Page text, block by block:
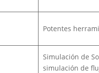
Potentes
Simulación de
simulación de